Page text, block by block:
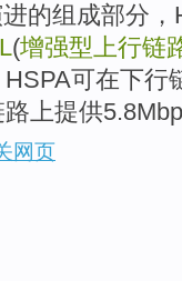
的组成部分
(增强型上行链
可在下行
上提供
网页